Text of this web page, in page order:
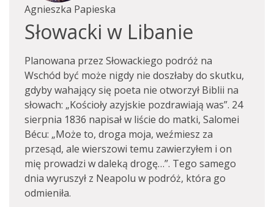
Agnieszka Papieska
Słowacki w Libanie
Planowana przez Słowackiego podróż na
Wschód być może nigdy nie doszłaby do skutku,
gdyby wahający się poeta nie otworzył Biblii na
słowach: „Kościoły azyjskie pozdrawiają was”. 24
sierpnia 1836 napisał w liście do matki, Salomei
Bécu: „Może to, droga moja, weźmiesz za
przesąd, ale wierszowi temu zawierzyłem i on
mię prowadzi w daleką drogę…”. Tego samego
dnia wyruszył z Neapolu w podróż, która go
odmieniła.